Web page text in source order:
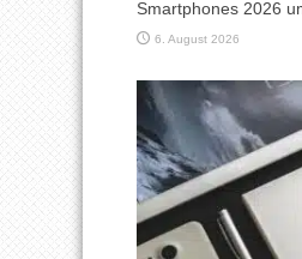
Smartphones 2026
6. August 2026